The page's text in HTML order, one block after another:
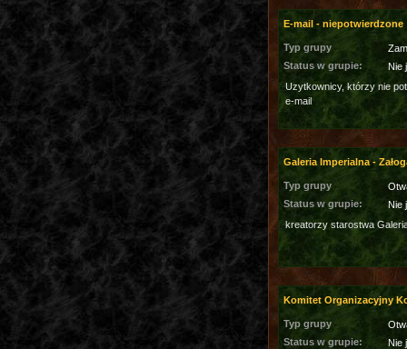
E-mail - niepotwierdzone
Typ grupy
Status w grupie:
Nie
Uzytkownicy, którzy nie
e-mail
Galeria Imperialna -
Typ grupy
Status w grupie:
Nie
kreatorzy starostwa
Komitet Organizacyjny
Typ grupy
Status w grupie:
Nie